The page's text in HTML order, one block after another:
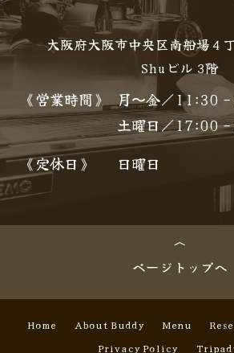
大阪府大阪市中央区南船場４
Shuビル 3階
《営業時間》
月〜金／11:30
土曜日／17:00
《定休日》
日曜日
ページトップへ
Home About Buddy Menu
Privacy Policy